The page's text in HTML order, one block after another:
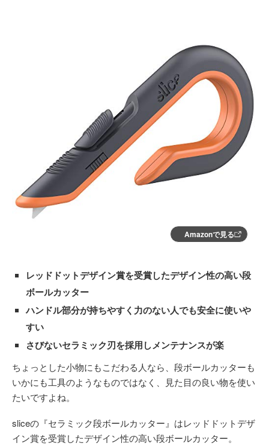
Amazonで見る
レッドドットデザイン賞を受賞したデザイン性の高い段
ボールカッター
ハンドル部分が持ちやすく力のない人でも安全に使いや
すい
さびないセラミック刃を採用しメンテナンスが楽
ちょっとした小物にもこだわる人なら、段ボールカッターも
いかにも工具のようなものではなく、見た目の良い物を使い
たいですよね。
sliceの『セラミック段ボールカッター』はレッドドットデザ
イン賞を受賞したデザイン性の高い段ボールカッター。